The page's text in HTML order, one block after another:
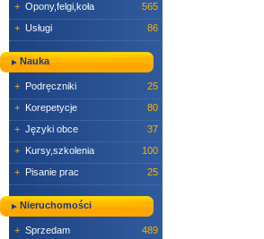
+ Opony,felgi,koła
565
+ Usługi 86
Nauka
+ Podręczniki
25
+ Korepetycje
80
+ Języki obce
37
+ Kursy,szkolenia
100
+ Pisanie prac 25
Nieruchomości
+ Sprzedam
489